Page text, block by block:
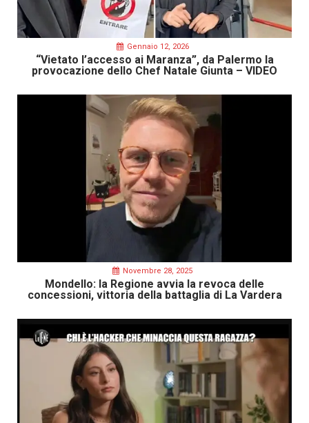
Gennaio 12, 2026
“Vietato l’accesso ai Maranza”, da Palermo la
provocazione dello Chef Natale Giunta – VIDEO
Novembre 28, 2025
Mondello: la Regione avvia la revoca delle
concessioni, vittoria della battaglia di La Vardera